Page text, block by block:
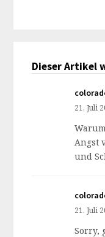
Dieser Artikel
21. Juli
Angst
und
21. Juli
Sorry,